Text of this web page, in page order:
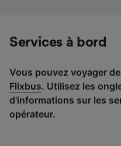
Services à bord
Vous pouvez voyager
Flixbus. Utilisez les
d'informations sur les
opérateur.